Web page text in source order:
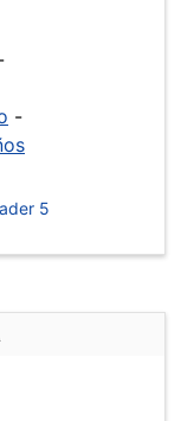
-
5